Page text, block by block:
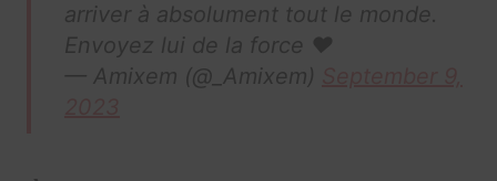
arriver à absolument tout le monde.
Envoyez lui de la force ♥️
— Amixem (@_Amixem)